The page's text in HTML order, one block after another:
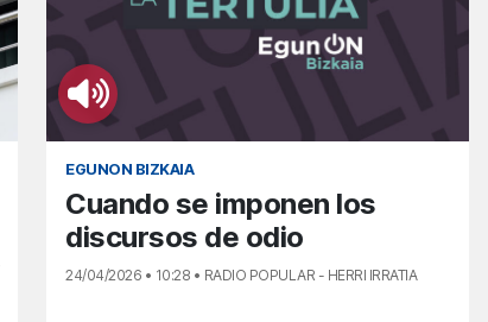
EGUNON BIZKAIA
Cuando se imponen los
discursos de odio
24/04/2026 • 10:28 • RADIO POPULAR - HERRI IRRATIA